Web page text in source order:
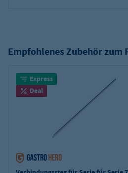
Empfohlenes Zubehör zum
Express
Deal